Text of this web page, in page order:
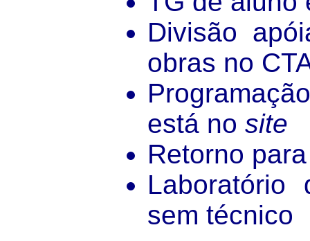
Divisão
obras no
está no site
Retorno
Laboratório
sem técnico